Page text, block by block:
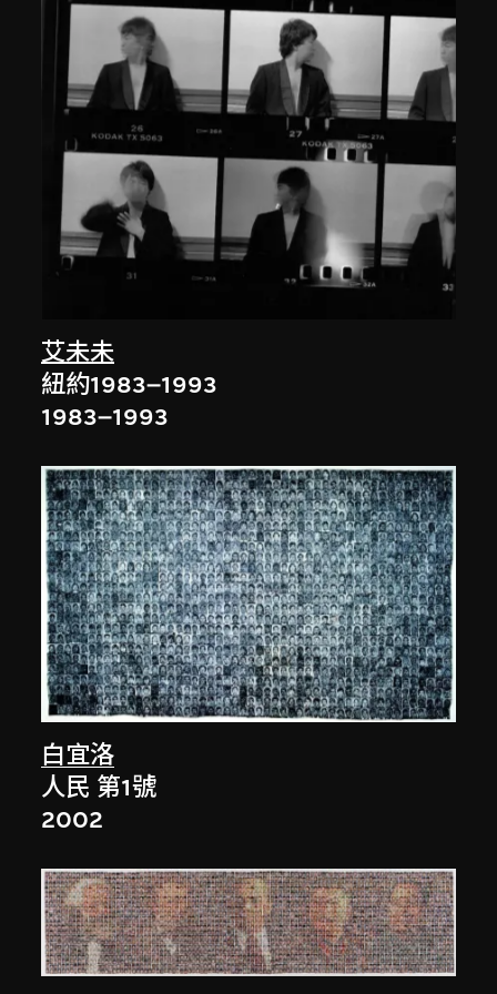
艾未未
紐約1983–1993
1983–1993
白宜洛
人民 第1號
2002